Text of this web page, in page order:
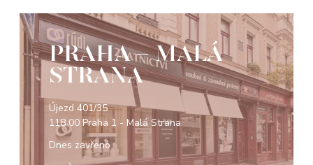
PRAHA - MALÁ
STRANA
Újezd 401/35
118 00 Praha 1 - Malá Strana
Dnes zavřeno